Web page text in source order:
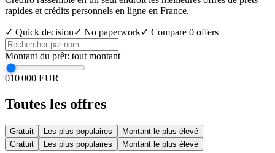
rapides et crédits personnels en ligne en France.
✓ Quick decision✓ No paperwork✓ Compare 0 offers
Montant du prêt: tout montant
010 000 EUR
Toutes les offres
Gratuit Les plus populaires
Montant le plus élevé
Gratuit
Les plus populaires Montant le plus élevé